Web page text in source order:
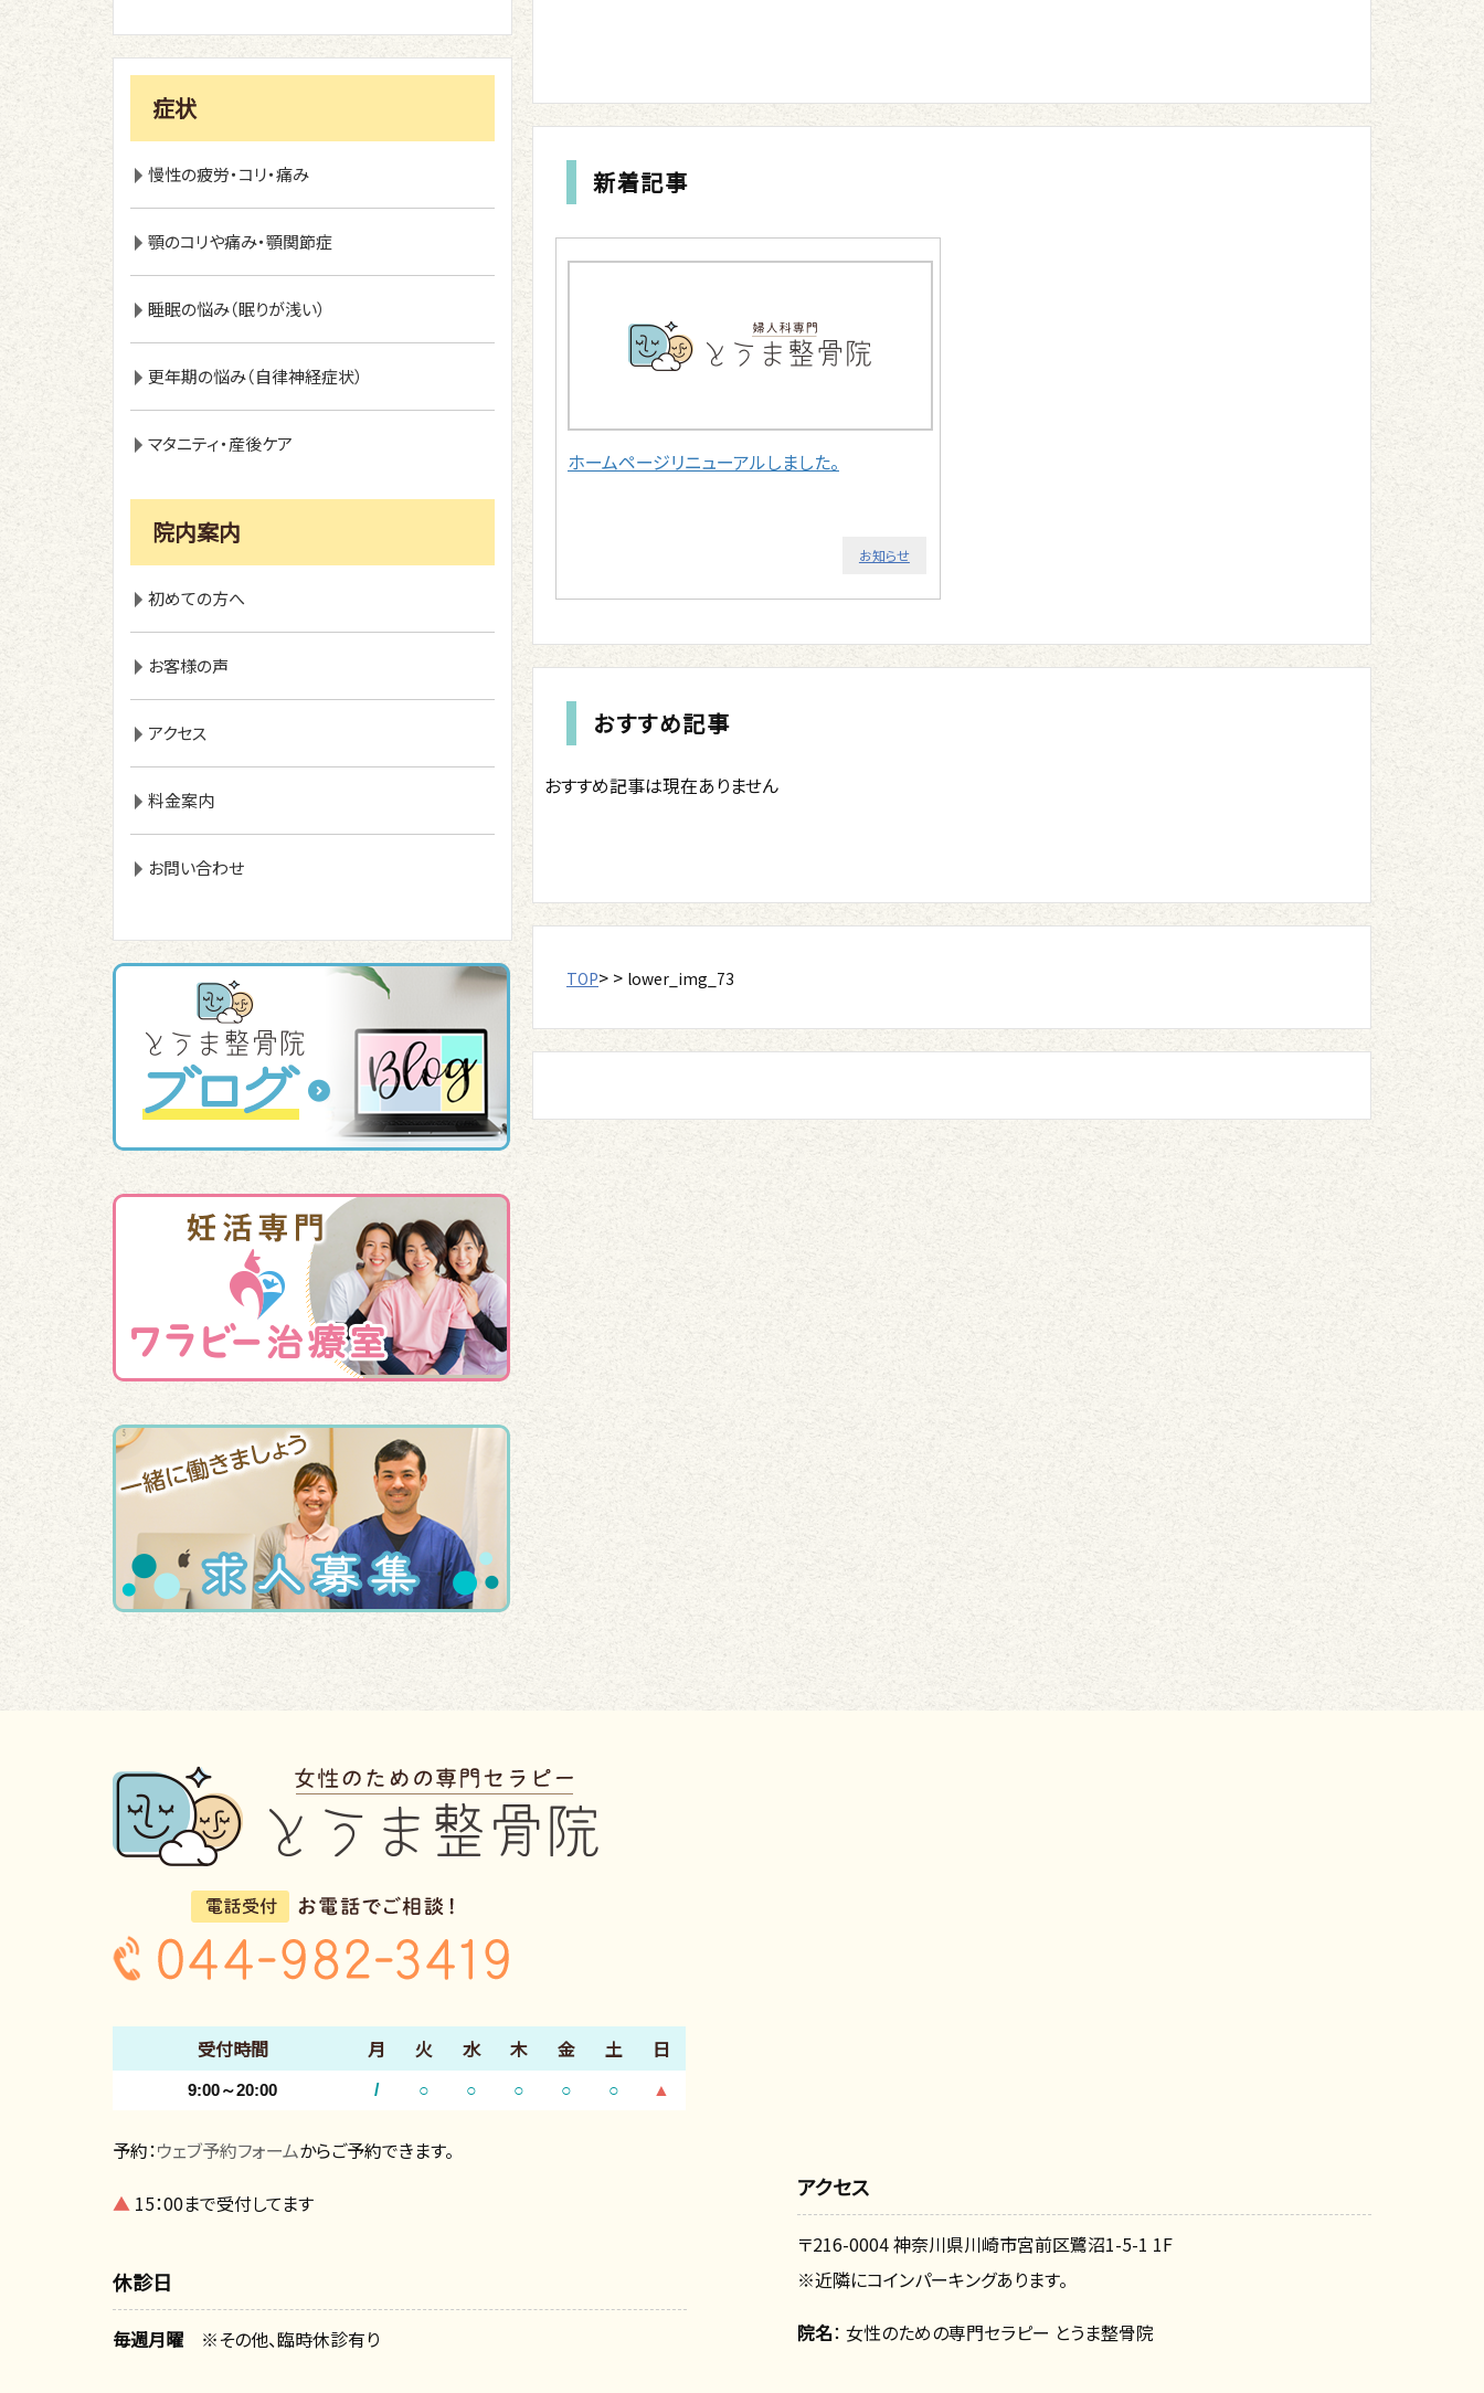
新着記事
ホームページリニューアルしました。
お知らせ
おすすめ記事
おすすめ記事は現在ありません
TOP> > lower_img_73
症状
慢性の疲労・コリ・痛み
顎のコリや痛み・顎関節症
睡眠の悩み（眠りが浅い）
更年期の悩み（自律神経症状）
マタニティ・産後ケア
院内案内
初めての方へ
お客様の声
アクセス
料金案内
お問い合わせ
受付時間 月 火 水 木 金 土 日
9:00～20:00 / ○ ○ ○ ○ ○ ▲
予約：ウェブ予約フォームからご予約できます。
▲ 15：00まで受付してます
休診日
毎週月曜 ※その他、臨時休診有り
アクセス
〒216-0004 神奈川県川崎市宮前区鷺沼1-5-1 1F
※近隣にコインパーキングあります。
院名： 女性のための専門セラピー とうま整骨院